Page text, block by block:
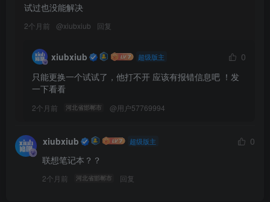
试过也没能解决
2个月前 @xiubxiub 回复
xiubxiub 超级版主
0
只能更换一个试试了，他打不开 应该有报错信息吧 ！发
一下看看
2个月前 河北省邯郸市 @用户57769994
xiubxiub 超级版主
0
联想笔记本？？
2个月前 河北省邯郸市 回复